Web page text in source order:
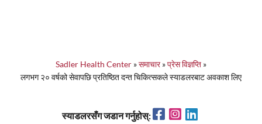
Sadler Health Center»समाचार»प्रेस विज्ञप्ति»
लगभग २० वर्षको सेवापछि प्रतिष्ठित दन्त चिकित्सकले स्याडलरबाट अवकाश लिए
स्याडलरसँग जडान गर्नुहोस्: FacebookInstagram